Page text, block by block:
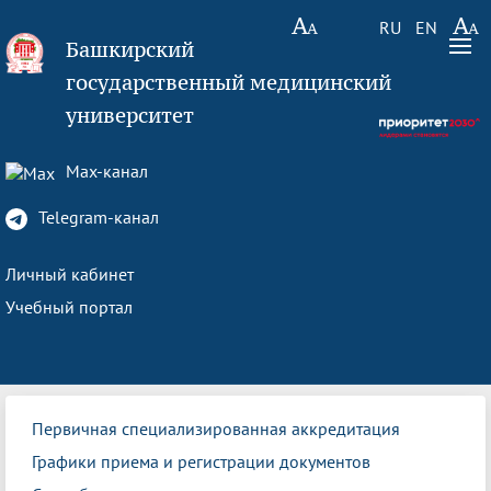
RU EN
Башкирский
государственный медицинский
университет
Max-канал
Telegram-канал
Личный кабинет
Учебный портал
Первичная специализированная аккредитация
Графики приема и регистрации документов